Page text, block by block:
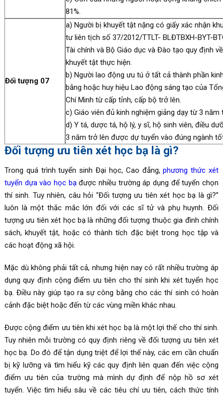
81%.
Đối tượng 07
a) Người bị khuyết tật nặng có giấy xác nhận
tư liên tịch số 37/2012/TTLT- BLĐTBXH-BYT-
Tài chính và Bộ Giáo dục và Đào tạo quy định
khuyết tật thực hiện.
b) Người lao động ưu tú ở tất cả thành phần
bằng hoặc huy hiệu Lao động sáng tạo của
Chí Minh từ cấp tỉnh, cấp bộ trở lên.
c) Giáo viên đủ kinh nghiệm giảng dạy từ 3
d) Y tá, dược tá, hộ lý, y sĩ, hộ sinh viên, điều
3 năm trở lên được dự tuyển vào đúng ngành
Đối tượng ưu tiên xét học bạ là gì?
Trong quá trình tuyển sinh Đại học, Cao đẳng,phương thức xét
tuyển dựa vào học bạ được nhiều trường áp dụng để tuyển chọn
thí sinh. Tuy nhiên, câu hỏi “Đối tượng ưu tiên xét học bạ là gì?”
luôn là một thắc mắc lớn đối với các sĩ tử và phụ huynh. Đối
tượng ưu tiên xét học bạ là những đối tượng thuộc gia đình chính
sách, khuyết tật, hoặc có thành tích đặc biệt trong học tập và
các hoạt động xã hội.
Mặc dù không phải tất cả, nhưng hiện nay có rất nhiều trường áp
dụng quy định cộng điểm ưu tiên cho thí sinh khi xét tuyển học
bạ. Điều này giúp tạo ra sự công bằng cho các thí sinh có hoàn
cảnh đặc biệt hoặc đến từ các vùng miền khác nhau.
Được cộng điểm ưu tiên khi xét học bạ là một lợi thế cho thí sinh.
Tuy nhiên mỗi trường có quy định riêng về đối tượng ưu tiên xét
học bạ. Do đó để tận dụng triệt để lợi thế này, các em cần chuẩn
bị kỹ lưỡng và tìm hiểu kỹ các quy định liên quan đến việc cộng
điểm ưu tiên của trường mà mình dự định để nộp hồ sơ xét
tuyển. Việc tìm hiểu sâu về các tiêu chí ưu tiên, cách thức tính